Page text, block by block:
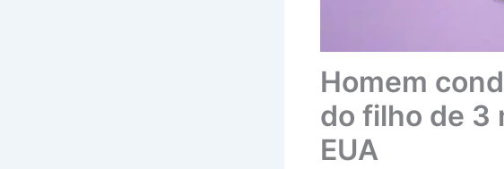
Homem
do filho de 3
EUA